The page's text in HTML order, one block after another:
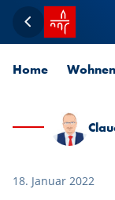
Zurück
Startseite
Home Wohnen
18. Januar 2022